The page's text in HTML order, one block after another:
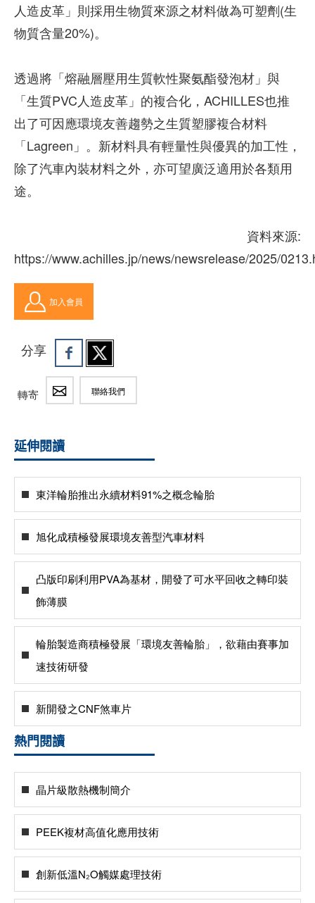
人造皮革」則採用生物質來源之材料做為可塑劑(生
物質含量20%)。
透過將「熔融層壓用生質軟性聚氨酯發泡材」與
「生質PVC人造皮革」的複合化，ACHILLES也推
出了可因應環境友善趨勢之生質塑膠複合材料
「Lagreen」。新材料具有輕量性與優異的加工性，
除了汽車內裝材料之外，亦可望廣泛適用於各類用
途。
資料來源:
https://www.achilles.jp/news/newsrelease/2025/
加入會員
分享
轉寄 聯絡我們
延伸閱讀
東洋輪胎推出永續材料91%之概念輪胎
旭化成積極發展環境友善型汽車材料
凸版印刷利用PVA為基材，開發了可水平回收之轉印裝
飾薄膜
輪胎製造商積極發展「環境友善輪胎」，欲藉由賽事加
速技術研發
新開發之CNF煞車片
熱門閱讀
晶片級散熱機制簡介
PEEK複材高值化應用技術
創新低溫N₂O觸媒處理技術